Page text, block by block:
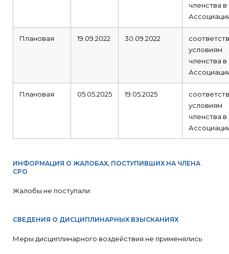
членства в
Плановая 19.09.2022 30.09.2022
условиям
членства в
Плановая 05.05.2025 19.05.2025
условиям
членства в
ИНФОРМАЦИЯ О ЖАЛОБАХ, ПОСТУПИВШИХ НА ЧЛЕНА
СРО
Жалобы не поступали
СВЕДЕНИЯ О ДИСЦИПЛИНАРНЫХ ВЗЫСКАНИЯХ
Меры дисциплинарного воздействия не применялись